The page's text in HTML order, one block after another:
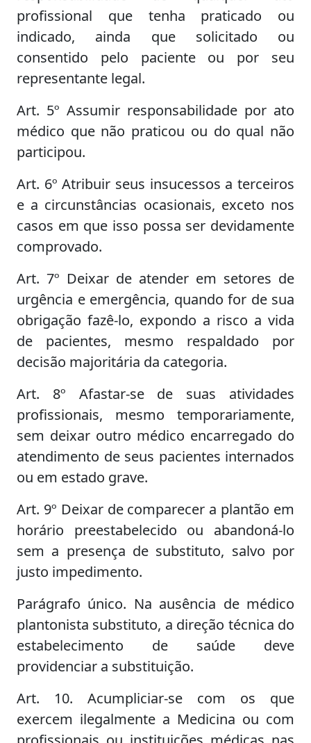
profissional que tenha praticado ou
indicado, ainda que solicitado ou
consentido pelo paciente ou por seu
representante legal.
Art. 5º Assumir responsabilidade por ato
médico que não praticou ou do qual não
participou.
Art. 6º Atribuir seus insucessos a terceiros
e a circunstâncias ocasionais, exceto nos
casos em que isso possa ser devidamente
comprovado.
Art. 7º Deixar de atender em setores de
urgência e emergência, quando for de sua
obrigação fazê-lo, expondo a risco a vida
de pacientes, mesmo respaldado por
decisão majoritária da categoria.
Art. 8º Afastar-se de suas atividades
profissionais, mesmo temporariamente,
sem deixar outro médico encarregado do
atendimento de seus pacientes internados
ou em estado grave.
Art. 9º Deixar de comparecer a plantão em
horário preestabelecido ou abandoná-lo
sem a presença de substituto, salvo por
justo impedimento.
Parágrafo único. Na ausência de médico
plantonista substituto, a direção técnica do
estabelecimento de saúde deve
providenciar a substituição.
Art. 10. Acumpliciar-se com os que
exercem ilegalmente a Medicina ou com